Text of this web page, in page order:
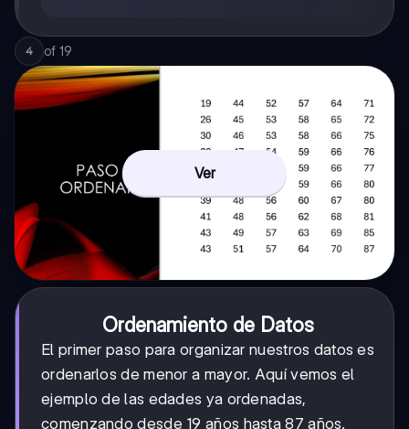
4 of 19
Ver
Ordenamiento de Datos
El primer paso para organizar nuestros datos es
ordenarlos de menor a mayor. Aquí vemos el
ejemplo de las edades ya ordenadas,
comenzando desde 19 años hasta 87 años.